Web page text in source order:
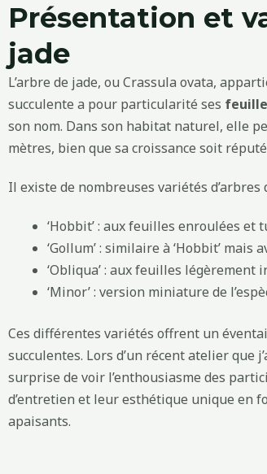
Présentation et
jade
L’arbre de jade, ou Crassula ovata,
succulente a pour particularité ses
son nom. Dans son habitat naturel, elle
mètres, bien que sa croissance soit
Il existe de nombreuses variétés
‘Hobbit’ : aux feuilles enroulées et
‘Gollum’ : similaire à ‘Hobbit’
‘Obliqua’ : aux feuilles légèrement
‘Minor’ : version miniature de
Ces différentes variétés offrent un
succulentes. Lors d’un récent atelier que
surprise de voir l’enthousiasme des
d’entretien et leur esthétique unique en
apaisants.